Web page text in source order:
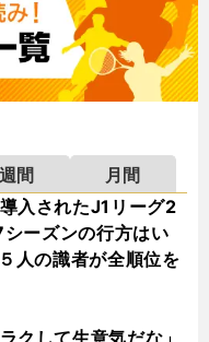
週間
月間
入されたJ1リーグ2
ーズンの行方はい
人の識者が全順位を